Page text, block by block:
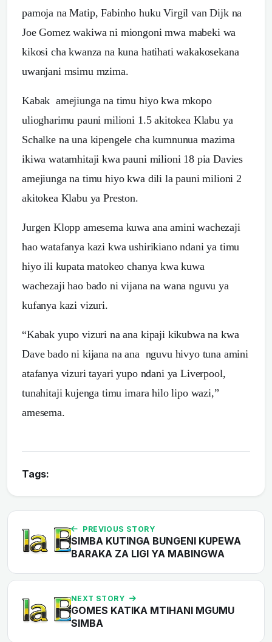
pamoja na Matip, Fabinho huku Virgil van Dijk na
Joe Gomez wakiwa ni miongoni mwa mabeki wa
kikosi cha kwanza na kuna hatihati wakakosekana
uwanjani msimu mzima.
Kabak amejiunga na timu hiyo kwa mkopo
uliogharimu pauni milioni 1.5 akitokea Klabu ya
Schalke na una kipengele cha kumnunua mazima
ikiwa watamhitaji kwa pauni milioni 18 pia Davies
amejiunga na timu hiyo kwa dili la pauni milioni 2
akitokea Klabu ya Preston.
Jurgen Klopp amesema kuwa ana amini wachezaji
hao watafanya kazi kwa ushirikiano ndani ya timu
hiyo ili kupata matokeo chanya kwa kuwa
wachezaji hao bado ni vijana na wana nguvu ya
kufanya kazi vizuri.
“Kabak yupo vizuri na ana kipaji kikubwa na kwa
Dave bado ni kijana na ana nguvu hivyo tuna amini
atafanya vizuri tayari yupo ndani ya Liverpool,
tunahitaji kujenga timu imara hilo lipo wazi,”
amesema.
Tags:
PREVIOUS STORY
SIMBA KUTINGA BUNGENI KUPEWA
BARAKA ZA LIGI YA MABINGWA
NEXT STORY
GOMES KATIKA MTIHANI MGUMU
SIMBA